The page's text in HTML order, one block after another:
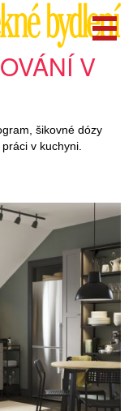
V
šikovné dózy
v kuchyni.